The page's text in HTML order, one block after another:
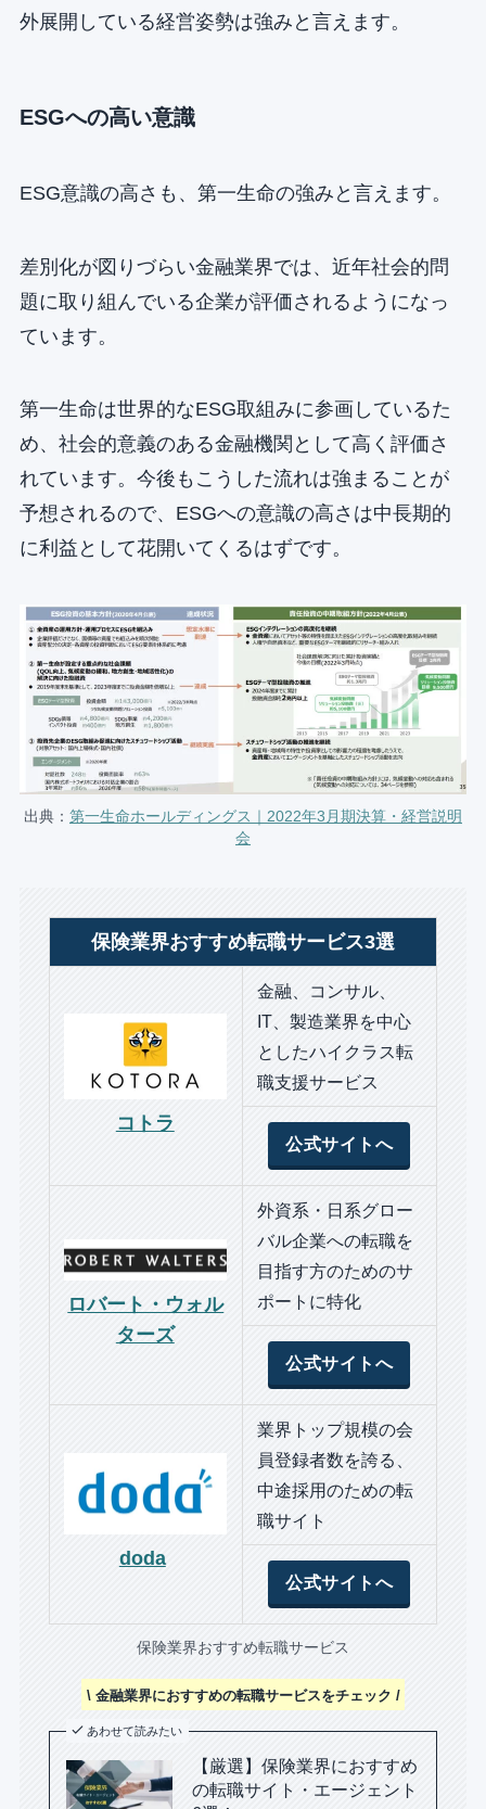
外展開している経営姿勢は強みと言えます。
ESGへの高い意識
ESG意識の高さも、第一生命の強みと言えます。
差別化が図りづらい金融業界では、近年社会的問
題に取り組んでいる企業が評価されるようになっ
ています。
第一生命は世界的なESG取組みに参画しているた
め、社会的意義のある金融機関として高く評価さ
れています。今後もこうした流れは強まることが
予想されるので、ESGへの意識の高さは中長期的
に利益として花開いてくるはずです。
出典： 第一生命ホールディングス｜2022年3月期決算・経営説明
会
保険業界おすすめ転職サービス3選
コトラ
金融、コンサル、
IT、製造業界を中心
としたハイクラス転
職支援サービス
公式サイトへ
ロバート・ウォル
ターズ
外資系・日系グロー
バル企業への転職を
目指す方のためのサ
ポートに特化
公式サイトへ
doda
業界トップ規模の会
員登録者数を誇る、
中途採用のための転
職サイト
公式サイトへ
保険業界おすすめ転職サービス
\ 金融業界におすすめの転職サービスをチェック /
あわせて読みたい
【厳選】保険業界におすすめ
の転職サイト・エージェント